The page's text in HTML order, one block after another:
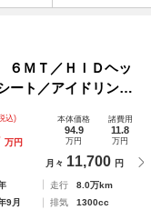
ＭＴ／ＨＩＤヘッ
ート／アイドリング
ルナビ／ＣＤ／リ
込)
万円
本体価格
94.9
万円
諸費用
11.8
万円
月々 11,700 円
走行
8.0万km
9月 排気
1300cc